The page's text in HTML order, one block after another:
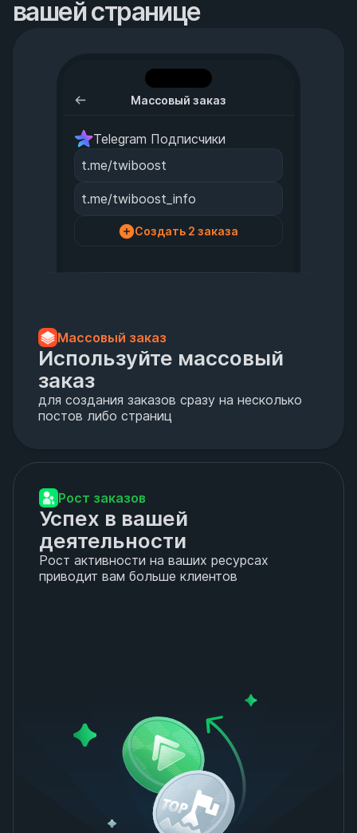
вашей странице
Массовый заказ
Telegram Подписчики
t.me/twiboost
t.me/twiboost_info
Создать 2 заказа
Массовый заказ
Используйте массовый
заказ
для создания заказов сразу на несколько
постов либо страниц
Рост заказов
Успех в вашей
деятельности
Рост активности на ваших ресурсах
приводит вам больше клиентов